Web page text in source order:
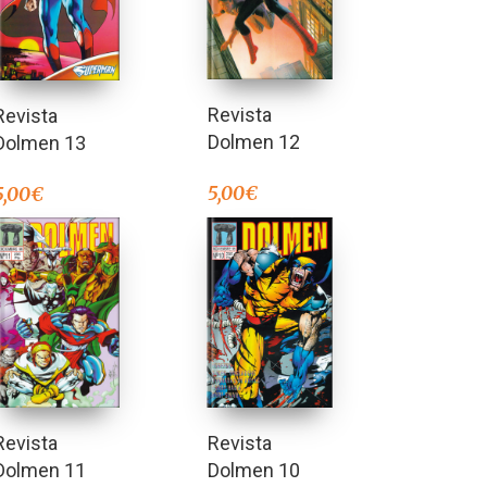
13
€
Revista
Dolmen 12
5,00€
11
Revista
Dolmen 10